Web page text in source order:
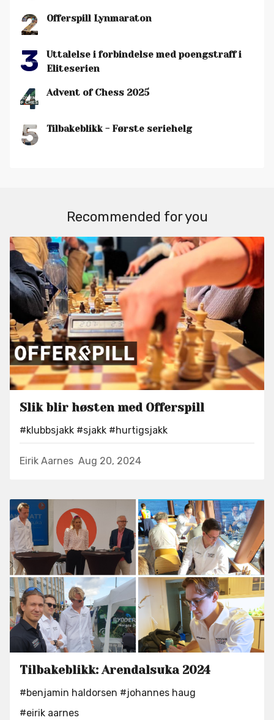
2 Offerspill Lynmaraton
3
Uttalelse i forbindelse med poengstraff i
Eliteserien
4 Advent of Chess 2025
5 Tilbakeblikk - Første seriehelg
Recommended for you
Slik blir høsten med Offerspill
#klubbsjakk #sjakk #hurtigsjakk
Eirik Aarnes Aug 20, 2024
Tilbakeblikk: Arendalsuka 2024
#benjamin haldorsen #johannes haug
#eirik aarnes